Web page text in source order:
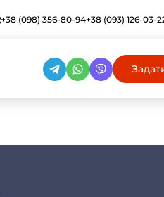
+38 (098) 356-80-94+38 (093) 126-03-